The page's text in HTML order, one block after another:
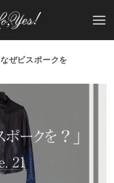
なぜビスポークを